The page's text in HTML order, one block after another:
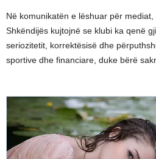
​Në komunikatën e lëshuar për
Shkëndijës kujtojnë se klubi ka qenë
seriozitetit, korrektësisë dhe
sportive dhe financiare, duke bërë